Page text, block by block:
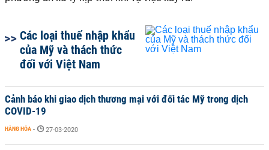
Các loại thuế nhập khẩu
của Mỹ và thách thức
đối với Việt Nam
Cảnh báo khi giao dịch thương mại với đối tác Mỹ trong dịch
COVID-19
HÀNG HÓA - 27-03-2020